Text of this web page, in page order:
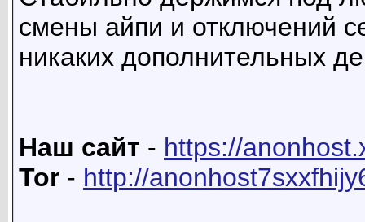
смены айпи и отключений
никаких дополнительных
Наш сайт - https://
Tor - http://